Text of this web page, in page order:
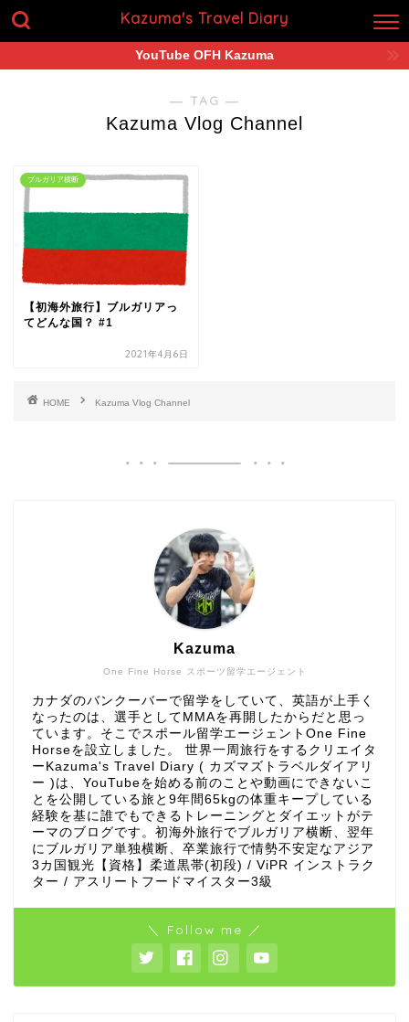
Kazuma's Travel Diary
YouTube OFH Kazuma
― TAG ―
Kazuma Vlog Channel
ブルガリア横断
【初海外旅行】ブルガリアっ
てどんな国？ #1
2021年4月6日
HOME Kazuma Vlog Channel
One Fine Horse スポーツ留学エージェント
Kazuma
カナダのバンクーバーで留学をしていて、英語が上手く
なったのは、選手としてMMAを再開したからだと思っ
ています。そこでスポール留学エージェントOne Fine
Horseを設立しました。 世界一周旅行をするクリエイタ
ーKazuma's Travel Diary ( カズマズトラベルダイアリ
ー )は、YouTubeを始める前のことや動画にできないこ
とを公開している旅と9年間65kgの体重キープしている
経験を基に誰でもできるトレーニングとダイエットがテ
ーマのブログです。初海外旅行でブルガリア横断、翌年
にブルガリア単独横断、卒業旅行で情勢不安定なアジア
3カ国観光【資格】柔道黒帯(初段) / ViPR インストラク
ター / アスリートフードマイスター3級
＼ Follow me ／